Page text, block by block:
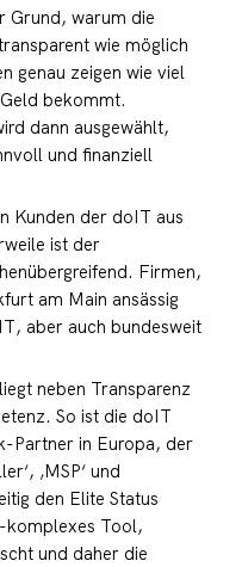
Grund, warum die
wie möglich
genau zeigen wie viel
bekommt.
dann ausgewählt,
und finanziell
Kunden der doIT aus
ist der
Firmen,
am Main ansässig
aber auch bundesweit
neben Transparenz
So ist die doIT
Partner in Europa, der
‚MSP‘ und
den Elite Status
komplexes Tool,
und daher die